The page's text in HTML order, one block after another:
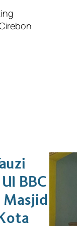
BBC
Masjid